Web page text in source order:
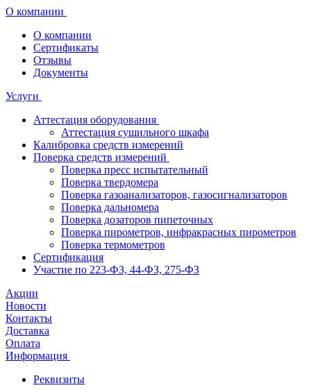
О компании
О компании
Сертификаты
Отзывы
Документы
Услуги
Аттестация оборудования
Аттестация сушильного шкафа
Калибровка средств измерений
Поверка средств измерений
Поверка пресс испытательный
Поверка твердомера
Поверка газоанализаторов, газосигнализаторов
Поверка дальномера
Поверка дозаторов пипеточных
Поверка пирометров, инфракрасных пирометров
Поверка термометров
Сертификация
Участие по 223-ФЗ, 44-ФЗ, 275-ФЗ
Акции
Новости
Контакты
Доставка
Оплата
Информация
Реквизиты